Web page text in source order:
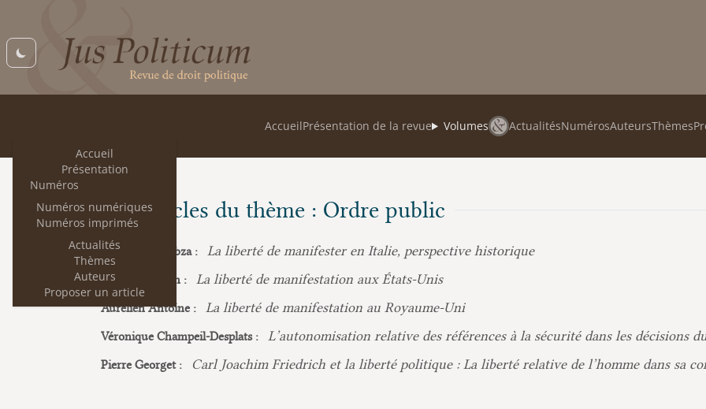
Accueil
Présentation
Numéros
Numéros numériques
Numéros imprimés
Actualités
Thèmes
Auteurs
Proposer un article
AccueilPrésentation de la revue Volumes ActualitésNumérosAuteursThèmes
Les articles du thème : Ordre public
Isabelle Boucobza : La liberté de manifester en Italie, perspective historique
David Mongoin : La liberté de manifestation aux États-Unis
Aurélien Antoine : La liberté de manifestation au Royaume-Uni
Véronique Champeil-Desplats : L’autonomisation relative des références à la sécurité dans les décisions
Pierre Georget : Carl Joachim Friedrich et la liberté politique : La liberté relative de l’homme dans sa